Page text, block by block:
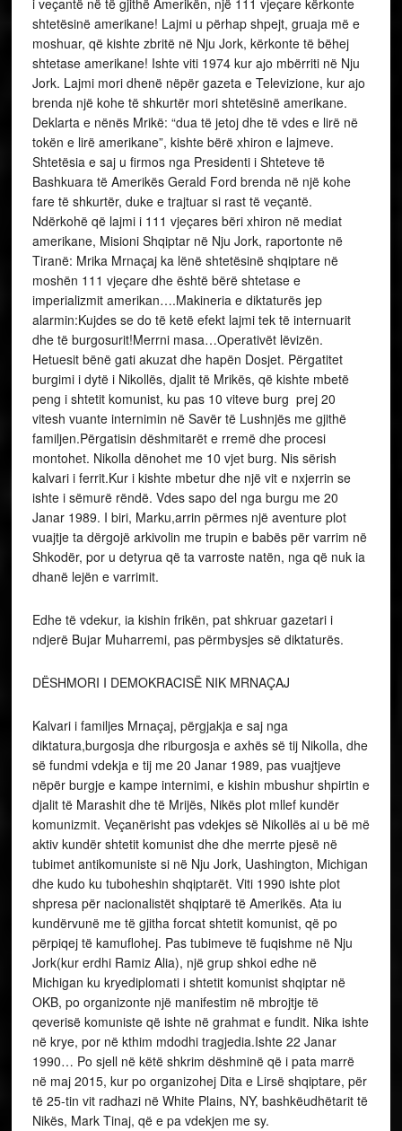
i veçantë në të gjithë Amerikën, një 111 vjeçare kërkonte
shtetësinë amerikane! Lajmi u përhap shpejt, gruaja më e
moshuar, që kishte zbritë në Nju Jork, kërkonte të bëhej
shtetase amerikane! Ishte viti 1974 kur ajo mbërriti në Nju
Jork. Lajmi mori dhenë nëpër gazeta e Televizione, kur ajo
brenda një kohe të shkurtër mori shtetësinë amerikane.
Deklarta e nënës Mrikë: “dua të jetoj dhe të vdes e lirë në
tokën e lirë amerikane”, kishte bërë xhiron e lajmeve.
Shtetësia e saj u firmos nga Presidenti i Shteteve të
Bashkuara të Amerikës Gerald Ford brenda në një kohe
fare të shkurtër, duke e trajtuar si rast të veçantë.
Ndërkohë që lajmi i 111 vjeçares bëri xhiron në mediat
amerikane, Misioni Shqiptar në Nju Jork, raportonte në
Tiranë: Mrika Mrnaçaj ka lënë shtetësinë shqiptare në
moshën 111 vjeçare dhe është bërë shtetase e
imperializmit amerikan….Makineria e diktaturës jep
alarmin:Kujdes se do të ketë efekt lajmi tek të internuarit
dhe të burgosurit!Merrni masa…Operativët lëvizën.
Hetuesit bënë gati akuzat dhe hapën Dosjet. Përgatitet
burgimi i dytë i Nikollës, djalit të Mrikës, që kishte mbetë
peng i shtetit komunist, ku pas 10 viteve burg prej 20
vitesh vuante internimin në Savër të Lushnjës me gjithë
familjen.Përgatisin dëshmitarët e rremë dhe procesi
montohet. Nikolla dënohet me 10 vjet burg. Nis sërish
kalvari i ferrit.Kur i kishte mbetur dhe një vit e nxjerrin se
ishte i sëmurë rëndë. Vdes sapo del nga burgu me 20
Janar 1989. I biri, Marku,arrin përmes një aventure plot
vuajtje ta dërgojë arkivolin me trupin e babës për varrim në
Shkodër, por u detyrua që ta varroste natën, nga që nuk ia
dhanë lejën e varrimit.
Edhe të vdekur, ia kishin frikën, pat shkruar gazetari i
ndjerë Bujar Muharremi, pas përmbysjes së diktaturës.
DËSHMORI I DEMOKRACISË NIK MRNAÇAJ
Kalvari i familjes Mrnaçaj, përgjakja e saj nga
diktatura,burgosja dhe riburgosja e axhës së tij Nikolla, dhe
së fundmi vdekja e tij me 20 Janar 1989, pas vuajtjeve
nëpër burgje e kampe internimi, e kishin mbushur shpirtin e
djalit të Marashit dhe të Mrijës, Nikës plot mllef kundër
komunizmit. Veçanërisht pas vdekjes së Nikollës ai u bë më
aktiv kundër shtetit komunist dhe dhe merrte pjesë në
tubimet antikomuniste si në Nju Jork, Uashington, Michigan
dhe kudo ku tuboheshin shqiptarët. Viti 1990 ishte plot
shpresa për nacionalistët shqiptarë të Amerikës. Ata iu
kundërvunë me të gjitha forcat shtetit komunist, që po
përpiqej të kamuflohej. Pas tubimeve të fuqishme në Nju
Jork(kur erdhi Ramiz Alia), një grup shkoi edhe në
Michigan ku kryediplomati i shtetit komunist shqiptar në
OKB, po organizonte një manifestim në mbrojtje të
qeverisë komuniste që ishte në grahmat e fundit. Nika ishte
në krye, por në kthim mdodhi tragjedia.Ishte 22 Janar
1990… Po sjell në këtë shkrim dëshminë që i pata marrë
në maj 2015, kur po organizohej Dita e Lirsë shqiptare, për
të 25-tin vit radhazi në White Plains, NY, bashkëudhëtarit të
Nikës, Mark Tinaj, që e pa vdekjen me sy.